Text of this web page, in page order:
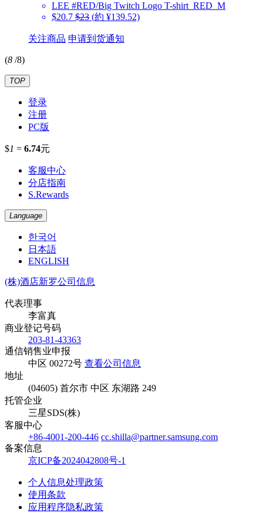
LEE #RED/Big Twitch Logo T-shirt_RED_M
$20.7 $23 (約 ¥139.52)
关注商品 申请到货通知
(8 /8)
TOP
登录
注册
PC版
$1 = 6.74元
客服中心
分店指南
S.Rewards
Language
한국어
日本語
ENGLISH
(株)酒店新罗公司信息
代表理事
李富真
商业登记号码
203-81-43363
通信销售业申报
中区 00272号 查看公司信息
地址
(04605) 首尔市 中区 东湖路 249
托管企业
三星SDS(株)
客服中心
+86-4001-200-446 cc.shilla@partner.samsung.com
备案信息
京ICP备2024042808号-1
个人信息处理政策
使用条款
应用程序隐私政策